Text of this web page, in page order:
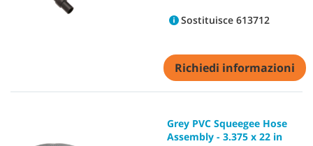
Sostituisce 613712
Richiedi informazioni
Grey PVC Squeegee Hose
Assembly - 3.375 x 22 in